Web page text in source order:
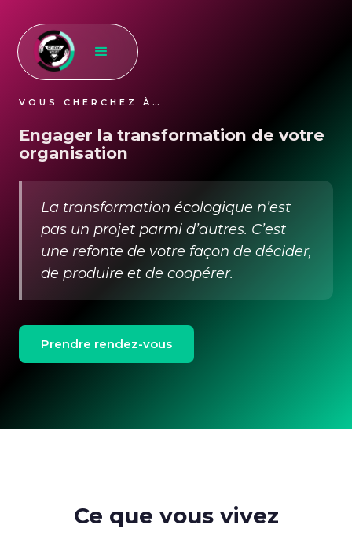
VOUS CHERCHEZ À…
Engager la transformation de votre
organisation
La transformation écologique n’est
pas un projet parmi d’autres. C’est
une refonte de votre façon de décider,
de produire et de coopérer.
Prendre rendez-vous
Ce que vous vivez